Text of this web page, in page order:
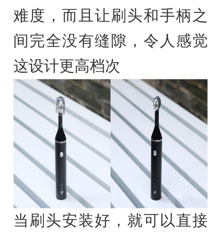
难度，而且让刷头和手柄之
间完全没有缝隙，令人感觉
这设计更高档次
当刷头安装好，就可以直接